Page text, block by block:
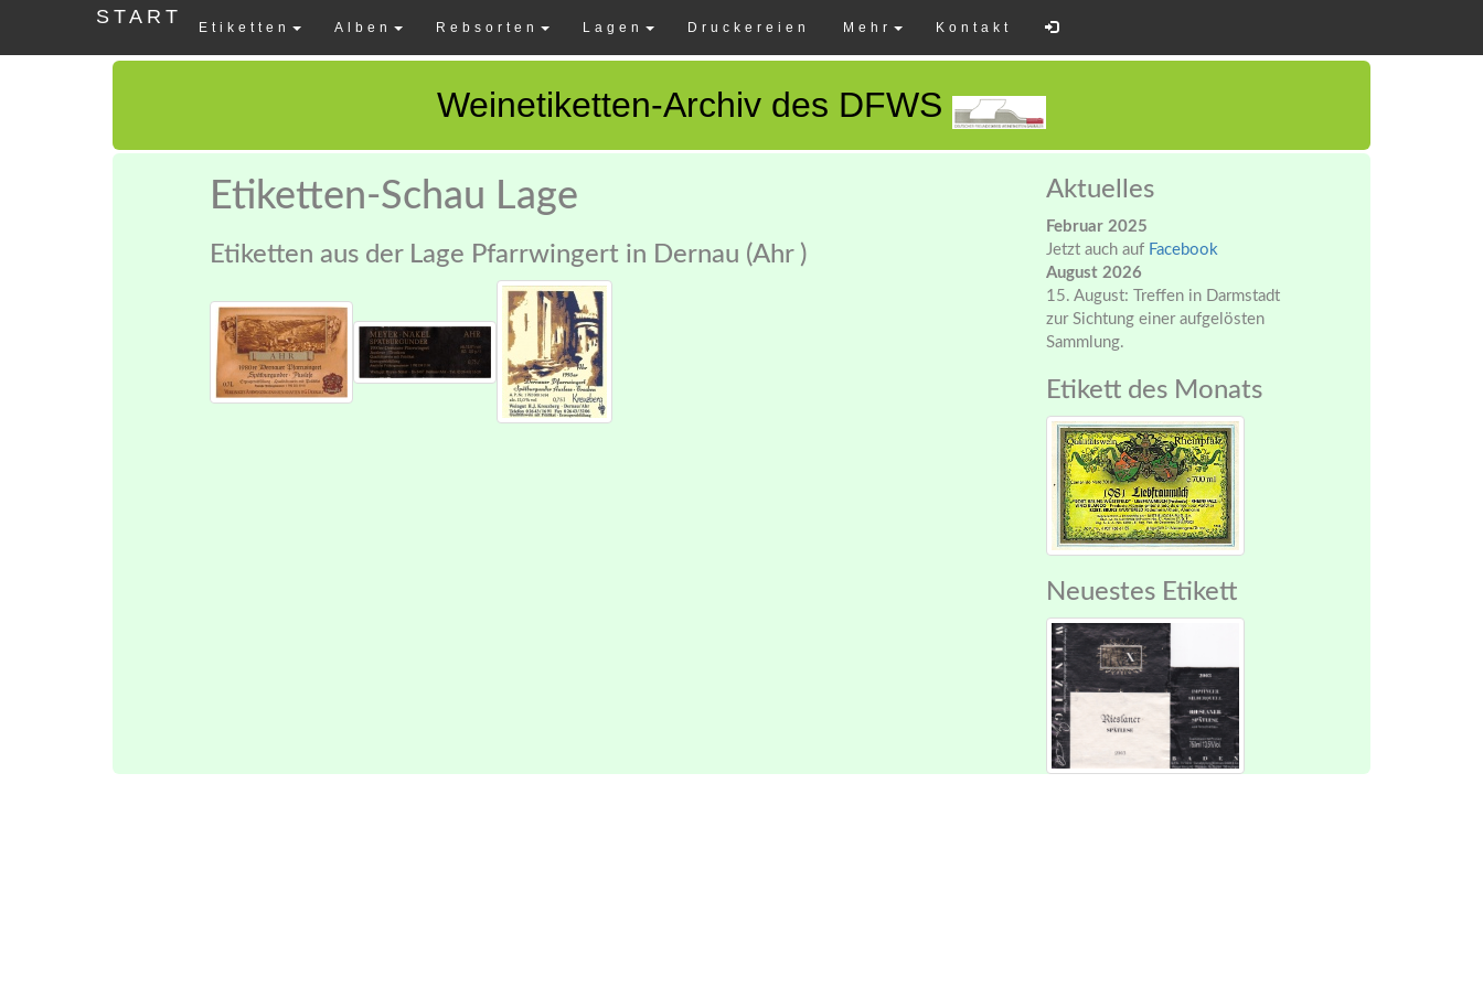
START Etiketten Alben Rebsorten Lagen Druckereien Mehr Kontakt
Weinetiketten-Archiv des DFWS
Etiketten-Schau Lage
Etiketten aus der Lage Pfarrwingert in Dernau (Ahr )
Aktuelles
Februar 2025
Jetzt auch auf Facebook
August 2026
15. August: Treffen in Darmstadt
zur Sichtung einer aufgelösten
Sammlung.
Etikett des Monats
Neuestes Etikett